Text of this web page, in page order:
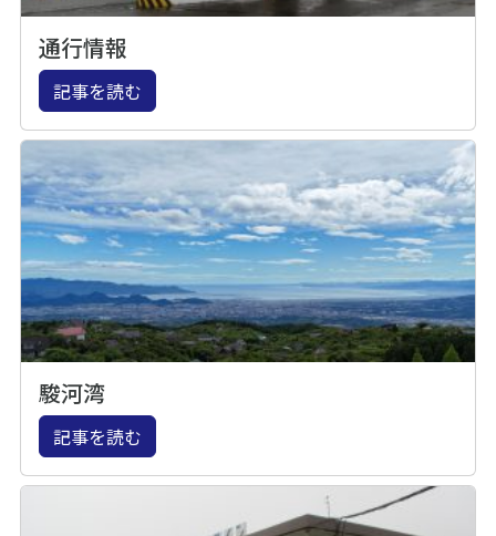
通行情報
記事を読む
駿河湾
記事を読む